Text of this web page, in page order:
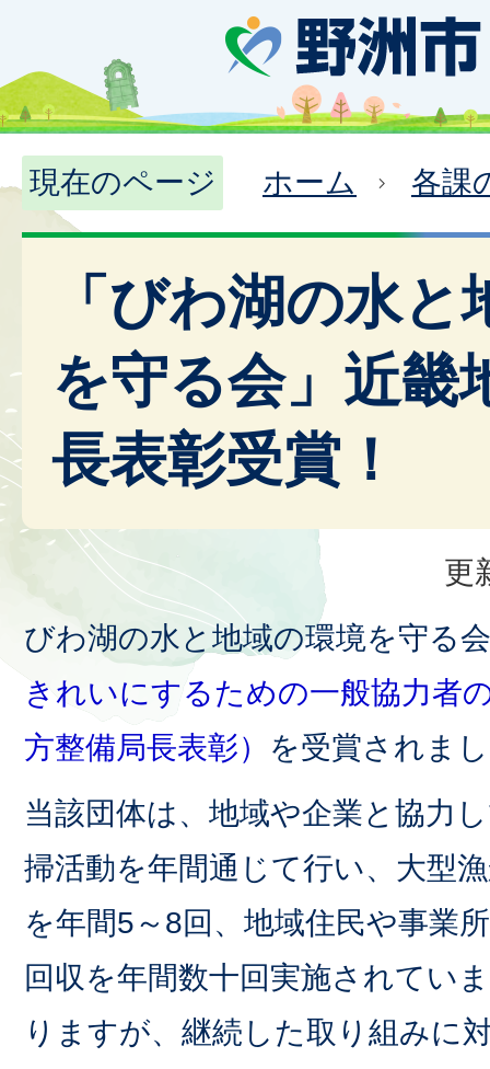
現在のページ ホーム 各課
「びわ湖の水
を守る会」近畿
長表彰受賞！
更
びわ湖の水と地域の環境を守る
きれいにするための一般協力者
方整備局長表彰） を受賞されま
当該団体は、地域や企業と協力
掃活動を年間通じて行い、大型
を年間5～8回、地域住民や事業
回収を年間数十回実施されてい
りますが、継続した取り組みに